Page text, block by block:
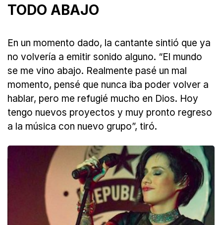
TODO ABAJO
En un momento dado, la cantante sintió que ya
no volvería a emitir sonido alguno. “El mundo
se me vino abajo. Realmente pasé un mal
momento, pensé que nunca iba poder volver a
hablar, pero me refugié mucho en Dios. Hoy
tengo nuevos proyectos y muy pronto regreso
a la música con nuevo grupo”, tiró.